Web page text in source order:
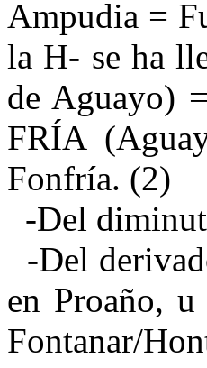
Ampudia =
la H- se ha
de Aguayo)
FRÍA
Fonfría. (2)
-Del
-Del
en Proaño,
Fontanar/